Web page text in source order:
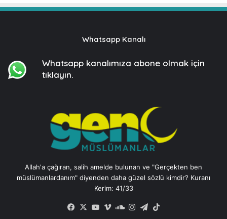
Whatsapp Kanalı
Whatsapp kanalımıza abone olmak için
tıklayın.
Allah'a çağıran, salih amelde bulunan ve "Gerçekten ben
müslümanlardanım" diyenden daha güzel sözlü kimdir? Kuranı
Kerim: 41/33
Facebook
X YouTube
VimeoSoundCloud
Instagram
Telegram